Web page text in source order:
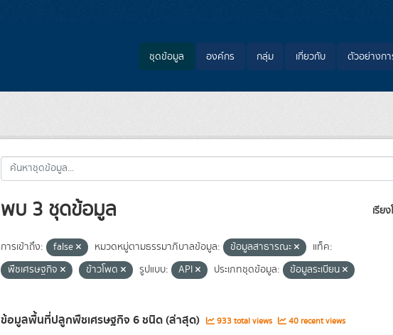
ชุดข้อมูล องค์กร กลุ่ม เกี่ยวกับ ตัวอย่างก
เรีย
พบ 3 ชุดข้อมูล
การเข้าถึง: false หมวดหมู่ตามธรรมาภิบาลข้อมูล: ข้อมูลสาธารณะ
แท็ค:
พืชเศรษฐกิจ
ข้าวโพด รูปแบบ: API ประเภทชุดข้อมูล: ข้อมูลระเบียน
ข้อมูลพื้นที่ปลูกพืชเศรษฐกิจ 6 ชนิด (ล่าสุด) 933 total views 40 recent views